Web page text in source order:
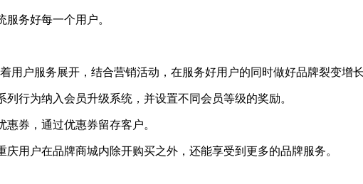
务好每一个用户。
户服务展开，结合营销活动，在服务好用户的同时做好品牌裂变增
行为纳入会员升级系统，并设置不同会员等级的奖励。
券，通过优惠券留存客户。
用户在品牌商城内除开购买之外，还能享受到更多的品牌服务。